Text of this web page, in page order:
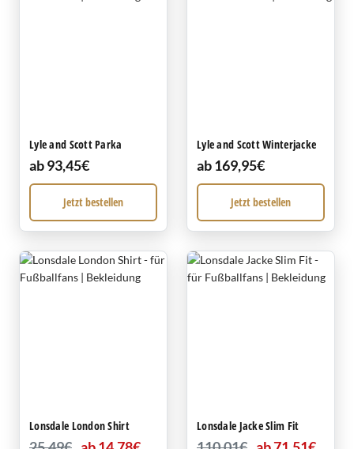
Lyle and Scott Parka
ab 93,45€
Jetzt bestellen
Lyle and Scott Winterjacke
ab 169,95€
Jetzt bestellen
Lonsdale London Shirt Lonsdale Jacke Slim Fit